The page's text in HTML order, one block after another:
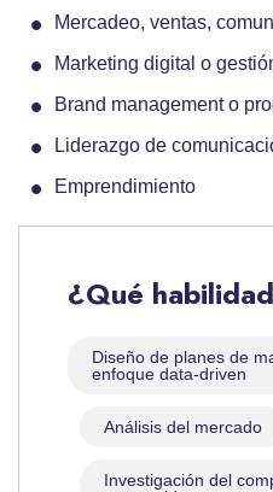
Mercadeo, ventas,
Marketing digital o
Brand management o
Liderazgo de
Emprendimiento
¿Qué
Diseño de planes de
enfoque data-driven
Análisis del mercado
Investigación del